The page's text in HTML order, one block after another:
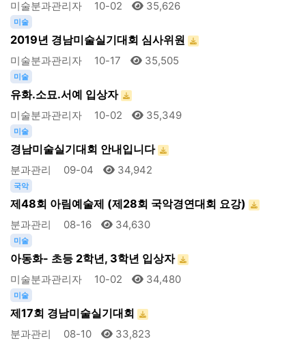
미술분과관리자 10-02 35,626
미술
2019년 경남미술실기대회 심사위원
미술분과관리자 10-17 35,505
미술
유화.소묘.서예 입상자
미술분과관리자 10-02 35,349
미술
경남미술실기대회 안내입니다
분과관리 09-04 34,942
국악
제48회 아림예술제 (제28회 국악경연대회 요강)
분과관리 08-16 34,630
미술
아동화- 초등 2학년, 3학년 입상자
미술분과관리자 10-02 34,480
미술
제17회 경남미술실기대회
분과관리 08-10
33,823